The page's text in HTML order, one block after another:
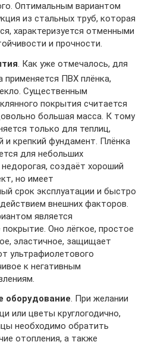
Оптимальным вариантом
из стальных труб, которая
характеризуется отменными
и прочности.
. Как уже отмечалось, для
применяется ПВХ плёнка,
Существенным
покрытия считается
большая масса. К тому
только для теплиц,
крепкий фундамент. Плёнка
для небольших
создаёт хороший
но имеет
срок эксплуатации и быстро
внешних факторов.
является
Оно лёгкое, простое
эластичное, защищает
ультрафиолетового
к негативным
оборудование. При желании
или цветы круглогодично,
необходимо обратить
отопления, а также